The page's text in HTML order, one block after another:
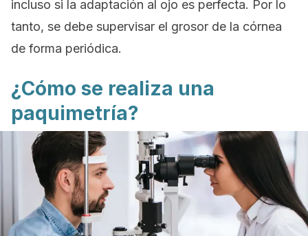
incluso si la adaptación al ojo es perfecta. Por lo
tanto, se debe supervisar el grosor de la córnea
de forma periódica.
¿Cómo se realiza una
paquimetría?